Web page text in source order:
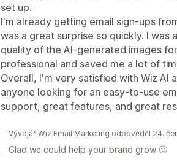
set up.
I'm already getting email sign-ups
was a great surprise so quickly. I
quality of the AI-generated images
professional and saved me a lot of
Overall, I'm very satisfied with Wiz
anyone looking for an easy-to-use
support, great features, and great
Vývojář Wiz Email Marketing odpověděl 24.
Glad we could help your brand grow 🙂